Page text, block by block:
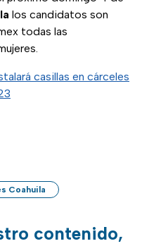
los candidatos son
todas las
casillas en cárceles
Coahuila
contenido,